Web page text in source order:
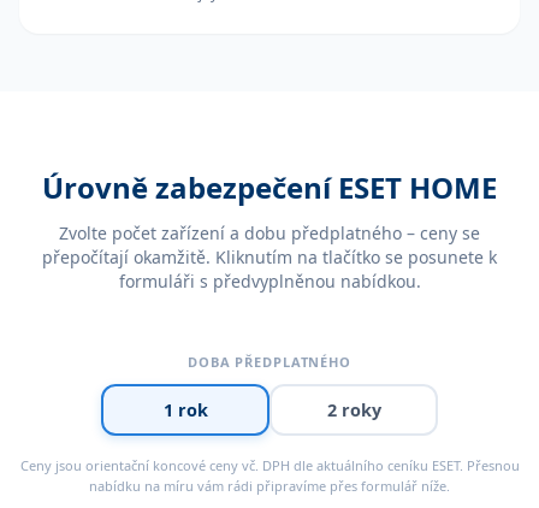
Úrovně zabezpečení ESET HOME
Zvolte počet zařízení a dobu předplatného – ceny se
přepočítají okamžitě. Kliknutím na tlačítko se posunete k
formuláři s předvyplněnou nabídkou.
DOBA PŘEDPLATNÉHO
1 rok 2 roky
Ceny jsou orientační koncové ceny vč. DPH dle aktuálního ceníku ESET. Přesnou
nabídku na míru vám rádi připravíme přes formulář níže.